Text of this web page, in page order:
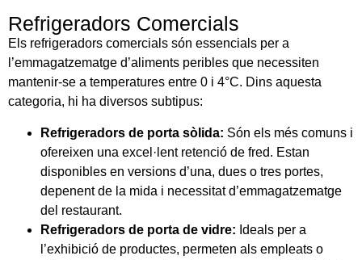
Refrigeradors Comercials
Els refrigeradors comercials són essencials per a
l’emmagatzematge d’aliments peribles que necessiten
mantenir-se a temperatures entre 0 i 4°C. Dins aquesta
categoria, hi ha diversos subtipus:
Refrigeradors de porta sòlida: Són els més comuns i
ofereixen una excel·lent retenció de fred. Estan
disponibles en versions d’una, dues o tres portes,
depenent de la mida i necessitat d’emmagatzematge
del restaurant.
Refrigeradors de porta de vidre: Ideals per a
l’exhibició de productes, permeten als empleats o